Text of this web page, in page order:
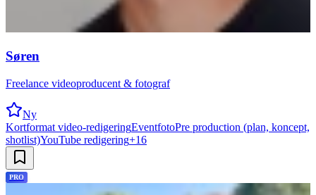
Søren
Freelance videoproducent & fotograf
Ny
Kortformat video-redigeringEventfotoPre production (plan, koncept,
shotlist)YouTube redigering+16
PRO